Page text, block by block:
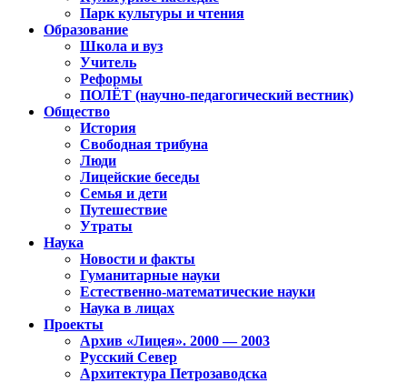
Парк культуры и чтения
Образование
Школа и вуз
Учитель
Реформы
ПОЛЁТ (научно-педагогический вестник)
Общество
История
Свободная трибуна
Люди
Лицейские беседы
Семья и дети
Путешествие
Утраты
Наука
Новости и факты
Гуманитарные науки
Естественно-математические науки
Наука в лицах
Проекты
Архив «Лицея». 2000 — 2003
Русский Север
Архитектура Петрозаводска